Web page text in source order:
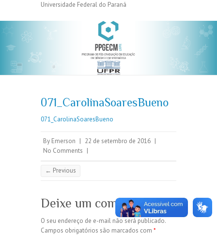
Universidade Federal do Paraná
071_CarolinaSoaresBueno
071_CarolinaSoaresBueno
By Emerson | 22 de setembro de 2016 |
No Comments |
← Previous
Deixe um comentário
O seu endereço de e-mail não será publicado.
Campos obrigatórios são marcados com *